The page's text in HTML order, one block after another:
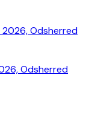
Odsherred